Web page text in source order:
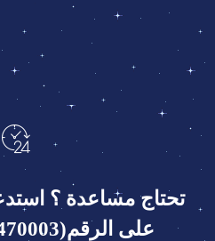
على الرقم(002/01062470003) أو